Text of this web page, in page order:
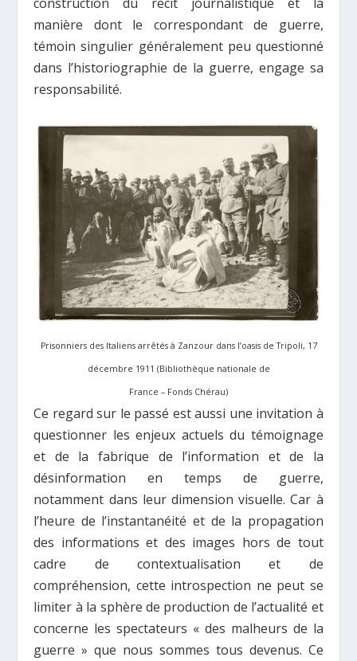
manière dont le correspondant de guerre,
témoin singulier généralement peu questionné
dans l’historiographie de la guerre, engage sa
responsabilité.
Prisonniers des Italiens arrêtés à Zanzour dans l’oasis de Tripoli, 17
décembre 1911 (Bibliothèque nationale de
France – Fonds Chérau)
Ce regard sur le passé est aussi une invitation à
questionner les enjeux actuels du témoignage
et de la fabrique de l’information et de la
désinformation en temps de guerre,
notamment dans leur dimension visuelle. Car à
l’heure de l’instantanéité et de la propagation
des informations et des images hors de tout
cadre de contextualisation et de
compréhension, cette introspection ne peut se
limiter à la sphère de production de l’actualité et
concerne les spectateurs « des malheurs de la
guerre » que nous sommes tous devenus. Ce